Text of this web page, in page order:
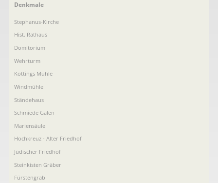
Navigation
Denkmale
Stephanus-Kirche
Hist. Rathaus
Domitorium
Wehrturm
Köttings Mühle
Windmühle
Ständehaus
Schmiede Galen
Mariensäule
Hochkreuz - Alter Friedhof
Jüdischer Friedhof
Steinkisten Gräber
Fürstengrab